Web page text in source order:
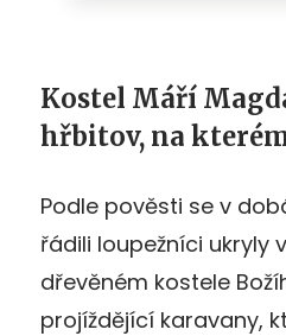
Kostel Máří
hřbitov, na
Podle pověsti se v
řádili loupežníci ukryly
dřevěném kostele
projíždějící karavany,